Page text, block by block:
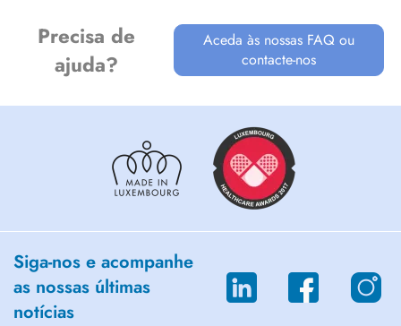
Precisa de
ajuda?
Aceda às nossas FAQ ou
contacte-nos
Siga-nos e acompanhe
as nossas últimas
notícias